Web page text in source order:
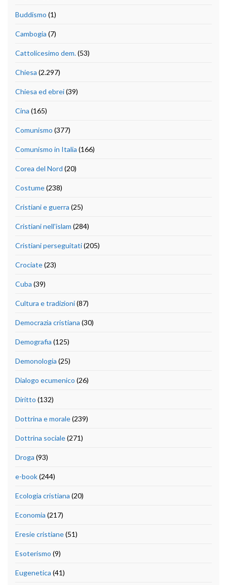
Buddismo (1)
Cambogia (7)
Cattolicesimo dem.(53)
Chiesa (2.297)
Chiesa ed ebrei(39)
Cina (165)
Comunismo (377)
Comunismo in Italia (166)
Corea del Nord (20)
Costume(238)
Cristiani e guerra (25)
Cristiani nell'islam (284)
Cristiani perseguitati(205)
Crociate(23)
Cuba (39)
Cultura e tradizioni(87)
Democrazia cristiana (30)
Demografia (125)
Demonologia (25)
Dialogo ecumenico (26)
Diritto (132)
Dottrina e morale(239)
Dottrina sociale(271)
Droga (93)
e-book(244)
Ecologia cristiana (20)
Economia (217)
Eresie cristiane(51)
Esoterismo (9)
Eugenetica (41)